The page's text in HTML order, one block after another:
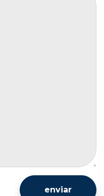
enviar